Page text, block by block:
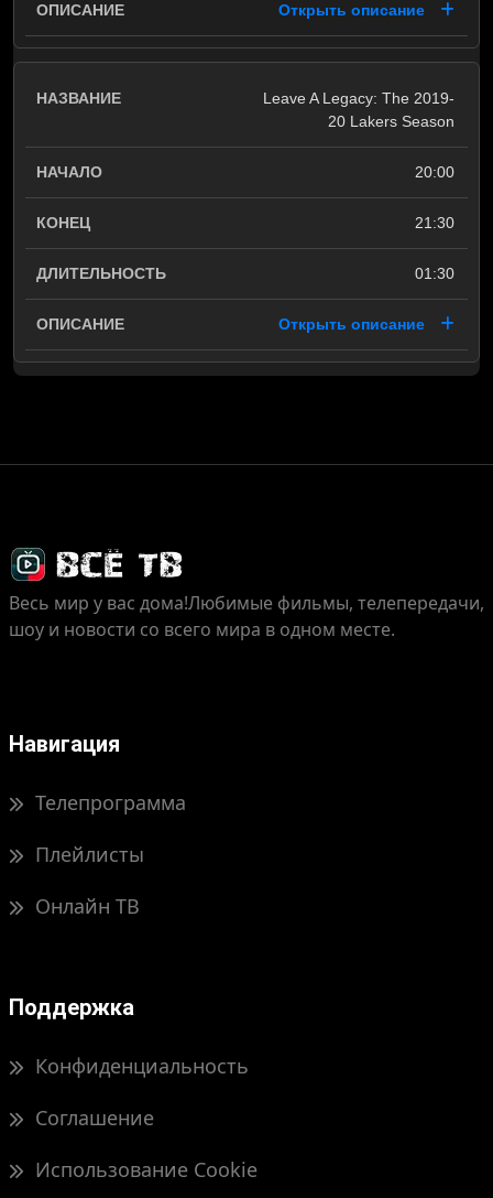
Открыть описание
Leave A Legacy: The 2019-
20 Lakers Season
20:00
21:30
01:30
Открыть описание
Весь мир у вас дома!Любимые фильмы, телепередачи,
шоу и новости со всего мира в одном месте.
Навигация
Телепрограмма
Плейлисты
Онлайн ТВ
Поддержка
Конфиденциальность
Соглашение
Использование Cookie